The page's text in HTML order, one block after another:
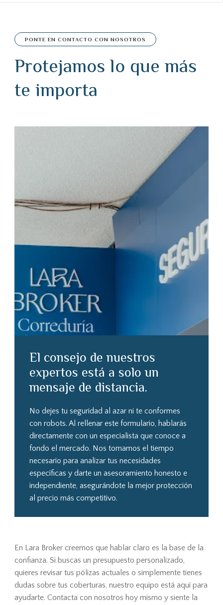
PONTE EN CONTACTO CON NOSOTROS
Protejamos lo que más
te importa
El consejo de nuestros
expertos está a solo un
mensaje de distancia.
No dejes tu seguridad al azar ni te conformes
con robots. Al rellenar este formulario, hablarás
directamente con un especialista que conoce a
fondo el mercado. Nos tomamos el tiempo
necesario para analizar tus necesidades
específicas y darte un asesoramiento honesto e
independiente, asegurándote la mejor protección
al precio más competitivo.
En Lara Broker creemos que hablar claro es la base de la
confianza. Si buscas un presupuesto personalizado,
quieres revisar tus pólizas actuales o simplemente tienes
dudas sobre tus coberturas, nuestro equipo está aquí para
ayudarte. Contacta con nosotros hoy mismo y siente la